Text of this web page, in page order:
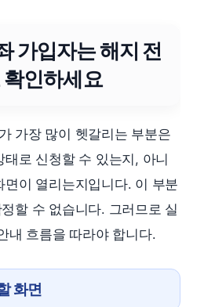
가입자는 해지 전
확인하세요
가장 많이 헷갈리는 부분은
로 신청할 수 있는지, 아니
면이 열리는지입니다. 이 부분
할 수 없습니다. 그러므로 실
내 흐름을 따라야 합니다.
화면